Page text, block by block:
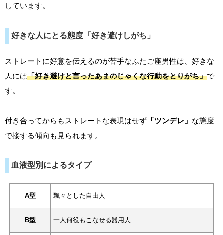
しています。
好きな人にとる態度「好き避けしがち」
ストレートに好意を伝えるのが苦手なふたご座男性は、好きな
人には「好き避けと言ったあまのじゃくな行動をとりがち」で
す。
付き合ってからもストレートな表現はせず 「ツンデレ」 な態度
で接する傾向も見られます。
血液型別によるタイプ
A型 飄々とした自由人
B型 一人何役もこなせる器用人